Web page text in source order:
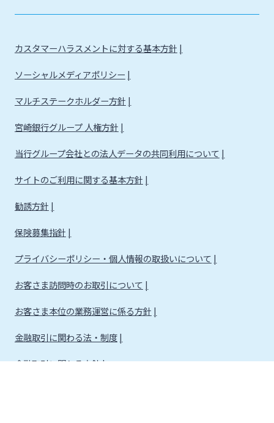
カスタマーハラスメントに対する基本方針
ソーシャルメディアポリシー
マルチステークホルダー方針
宮崎銀行グループ 人権方針
当行グループ会社との法人データの共同利用について
サイトのご利用に関する基本方針
勧誘方針
保険募集指針
プライバシーポリシー・個人情報の取扱いについて
お客さま訪問時のお取引について
お客さま本位の業務運営に係る方針
金融取引に関わる法・制度
金融取引に関わる方針